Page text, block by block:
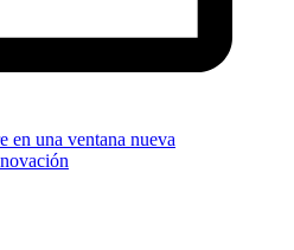
en una ventana nueva